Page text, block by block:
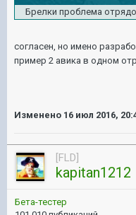
Брелки проблема
согласен, но имено
пример 2 авика в одном
Изменено 16 июл 2016,
[FLD]
kapitan1212
Бета-тестер